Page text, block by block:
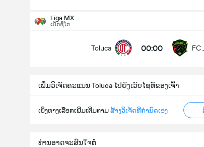
Liga MX
ເມັກຊິໂກ
Toluca 00:00 FC
ເພີ່ມວິເຈັດຄະແນນ Toluca ໄປຍັງເວັບໄຊທ໌ຂອງເຈົ້າ
ເບິ່ງທາງເລືອກເພີ່ມເຕີມຕາມ ສ້າງວິເຈັດທີ່ກຳນົດເອງ
ທ່ານອາດຈະສົນໃຈຕໍ່
ລວມປະຕູໃນເກມ (2.5)